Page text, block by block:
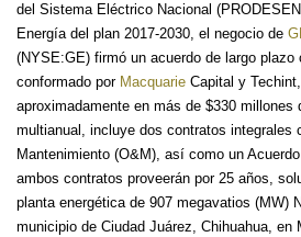
del Sistema Eléctrico Nacional
Energía del plan 2017-2030, el negocio de
(NYSE:GE) firmó un acuerdo de largo plazo
conformado por Macquarie Capital y
aproximadamente en más de $330 millones
multianual, incluye dos contratos integrales
Mantenimiento (O&M), así como un
ambos contratos proveerán por 25 años,
planta energética de 907 megavatios (MW)
municipio de Ciudad Juárez, Chihuahua, en